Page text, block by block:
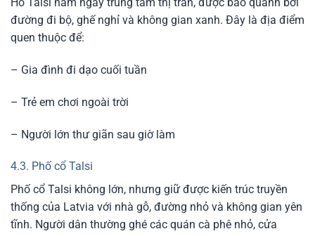
đường đi bộ, ghế nghỉ và không gian xanh. Đây là địa điểm
quen thuộc để:
– Gia đình đi dạo cuối tuần
– Trẻ em chơi ngoài trời
– Người lớn thư giãn sau giờ làm
4.3. Phố cổ Talsi
Phố cổ Talsi không lớn, nhưng giữ được kiến trúc truyền
thống của Latvia với nhà gỗ, đường nhỏ và không gian yên
tĩnh. Người dân thường ghé các quán cà phê nhỏ, cửa